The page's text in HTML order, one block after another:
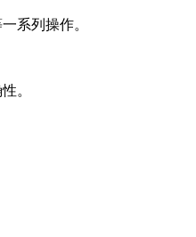
系列操作。
。